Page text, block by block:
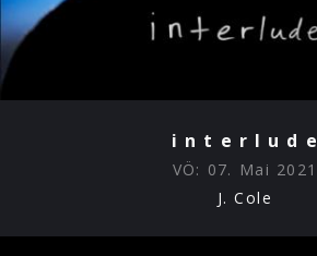
i n t e r l u d e
VÖ: 07. Mai 2021
J. Cole